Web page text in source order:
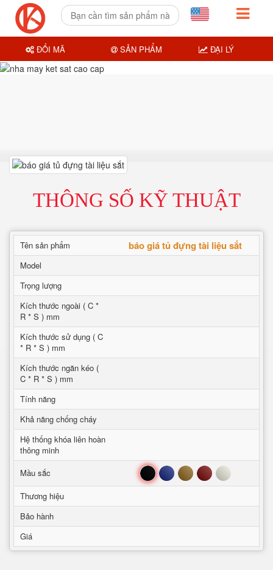
THÔNG SỐ KỸ THUẬT
Tên sản phẩm báo giá tủ đựng tài liệu sắt
Model
Trọng lượng
Kích thước ngoài ( C *
R * S ) mm
Kích thước sử dụng ( C
* R * S ) mm
Kích thước ngăn kéo (
C * R * S ) mm
Tính năng
Khả năng chống cháy
Hệ thống khóa liên hoàn
thông minh
Mầu sắc
Đen Xanh Nâu Đỏ Trắng
Thương hiệu
Bảo hành
Giá
ĐỔI MÃ SẢN PHẨM ĐẠI LÝ